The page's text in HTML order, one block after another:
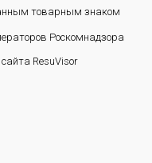
товарным знаком
Роскомнадзора
ResuVisor